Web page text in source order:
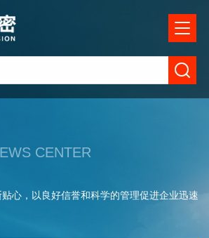
CENTER
心，以良好信誉和科学的管理促进企业迅速